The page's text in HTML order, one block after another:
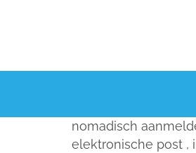
nomadisch
elektronische post ,